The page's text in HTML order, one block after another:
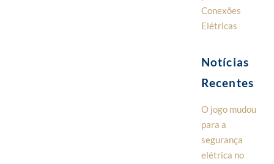
Conexões
Elétricas
Notícias
Recentes
O jogo mudou
para a
segurança
elétrica no